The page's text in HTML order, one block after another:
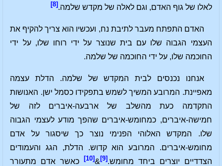
לאלו של גוף האדם, וגם לאלה של מקדש שלמה.[8]
האדם התפתח מעבר לתיבת נח, ועכשיו הוא צריך להקיף את
העצמי הגבוה שלו עם בית שנוצר על ידי רוחו שלו, על ידי
החוכמה שלו, על ידי החוכמה של שלמה.
אנחנו נכנסים לבית המקדש של שלמה. הדלת עצמה
מאפיינת. המרובע המשיך לשמש בתפקידו כסמל ישן. האנושות
התקדמה כעת מהשלב של ארבעה-איברים לזה של
חמישה-איברים, כמחומש-איברים שהפך מודע לעצמי הגבוה
שלו. המקדש האלוהי הפנימי נוצר כך שיסגור על אדם
מחומש-איברים. המרובע הוא קדוש. הדלת, הגג והעמודים
הצדדיים יוצרים ביחד מחומש. [9]
&
[10]
כאשר אדם מתעורר